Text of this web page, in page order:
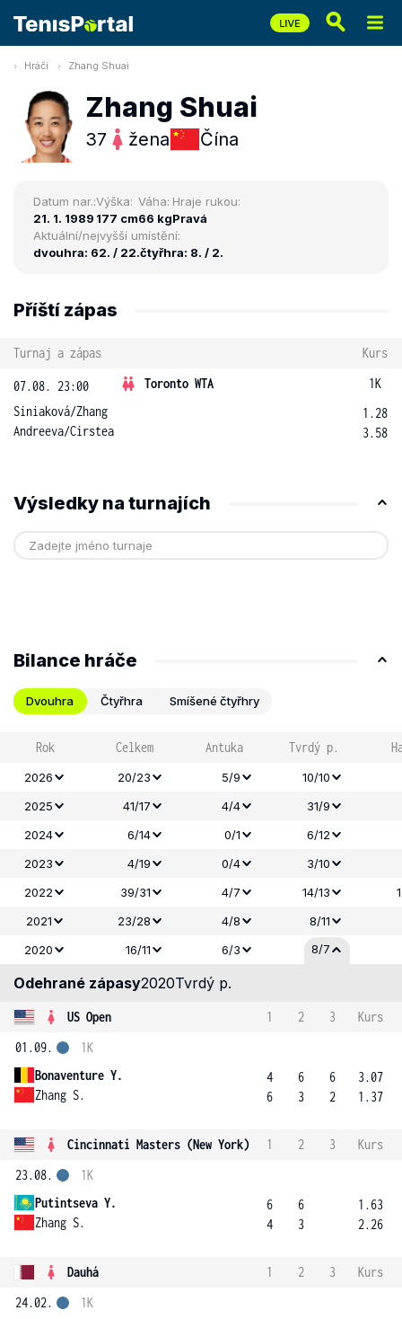
Hráči Zhang Shuai
Zhang Shuai
37 žena Čína
Datum nar.:
21. 1. 1989
Výška:
177 cm
Váha:
66 kg
Hraje rukou:
Pravá
Aktuální/nejvyšší umístění:
dvouhra: 62. / 22.čtyřhra: 8. / 2.
Příští zápas
Turnaj a zápas Kurs
07.08. 23:00 Toronto WTA
1K
Siniaková/Zhang
Andreeva/Cirstea
1.28
3.58
Výsledky na turnajích
Bilance hráče
Dvouhra Čtyřhra Smíšené čtyřhry
Rok Celkem Antuka Tvrdý p.
2026 20/23 5/9
10/10
2025
41/17 4/4 31/9
2024
6/14 0/1
6/12
2023
4/19 0/4
3/10
2022
39/31 4/7 14/13
2021
23/28 4/8 8/11
2020
16/11 6/3 8/7
Odehrané zápasy2020Tvrdý p.
US Open 1 2 3
Kurs
01.09.
Bonaventure Y.
Zhang S.
1K
4
6
6
3
6
2
3.07
1.37
Cincinnati Masters (New York) 1 2 3
Kurs
23.08.
Putintseva Y.
Zhang S.
1K
6
4
6
3
1.63
2.26
Dauhá 1 2 3
Kurs
24.02.
1K